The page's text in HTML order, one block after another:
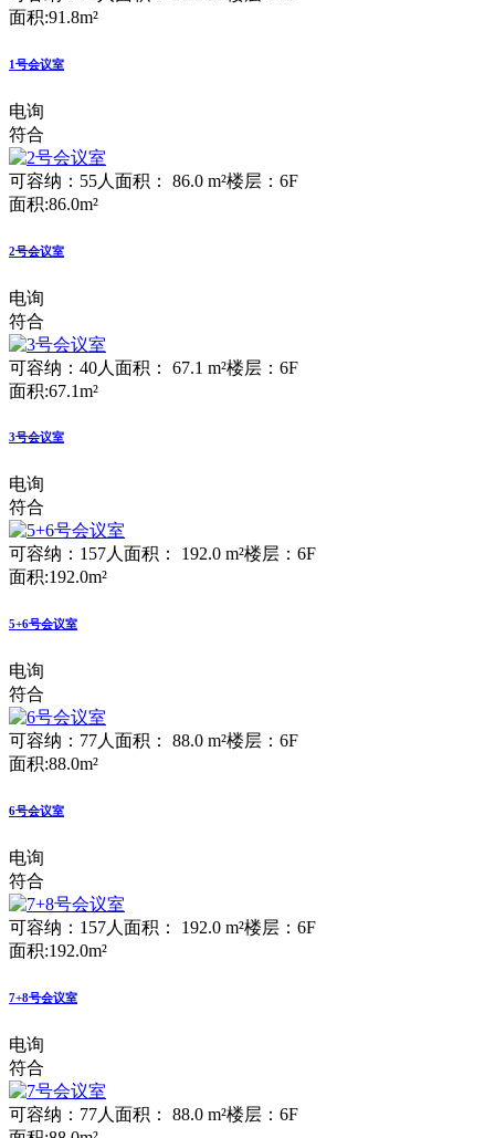
面积:91.8m²
1号会议室
电询
符合
可容纳：55人 面积： 86.0 m²楼层：6F
面积:86.0m²
2号会议室
电询
符合
可容纳：40人 面积： 67.1 m²楼层：6F
面积:67.1m²
3号会议室
电询
符合
可容纳：157人面积： 192.0 m²楼层：6F
面积:192.0m²
5+6号会议室
电询
符合
可容纳：77人 面积： 88.0 m²楼层：6F
面积:88.0m²
6号会议室
电询
符合
可容纳：157人 面积： 192.0 m²楼层：6F
面积:192.0m²
7+8号会议室
电询
符合
可容纳：77人 面积： 88.0 m²楼层：6F